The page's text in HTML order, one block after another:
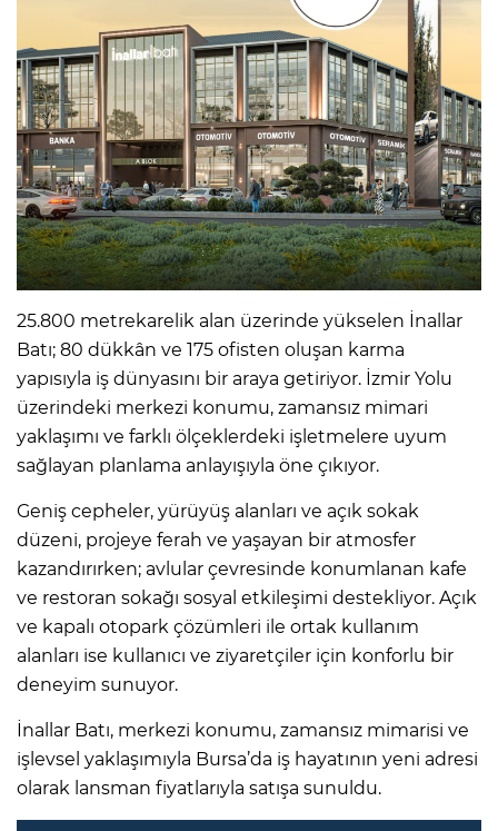
25.800 metrekarelik alan üzerinde yükselen İnallar
Batı; 80 dükkân ve 175 ofisten oluşan karma
yapısıyla iş dünyasını bir araya getiriyor. İzmir Yolu
üzerindeki merkezi konumu, zamansız mimari
yaklaşımı ve farklı ölçeklerdeki işletmelere uyum
sağlayan planlama anlayışıyla öne çıkıyor.
Geniş cepheler, yürüyüş alanları ve açık sokak
düzeni, projeye ferah ve yaşayan bir atmosfer
kazandırırken; avlular çevresinde konumlanan kafe
ve restoran sokağı sosyal etkileşimi destekliyor. Açık
ve kapalı otopark çözümleri ile ortak kullanım
alanları ise kullanıcı ve ziyaretçiler için konforlu bir
deneyim sunuyor.
İnallar Batı, merkezi konumu, zamansız mimarisi ve
işlevsel yaklaşımıyla Bursa’da iş hayatının yeni adresi
olarak lansman fiyatlarıyla satışa sunuldu.